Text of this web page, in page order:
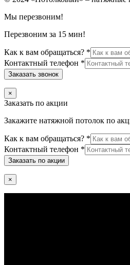
Мы перезвоним!
Перезвоним за 15 мин!
Как к вам обращаться? *
Контактный телефон *
Заказать звонок
×
Заказать по акции
Закажите натяжной потолок по
Как к вам обращаться? *
Контактный телефон *
Заказать по акции
×